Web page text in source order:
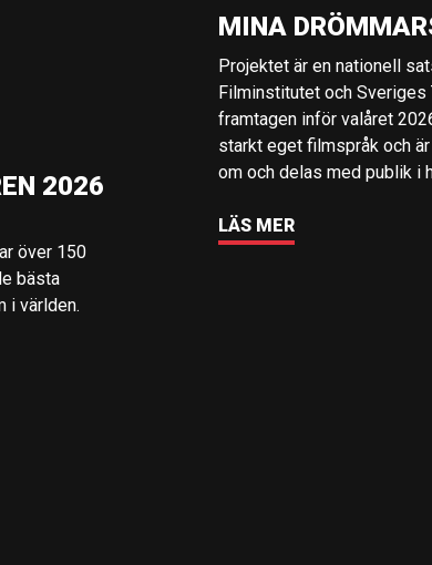
MINA
Projektet är en nationell
Filminstitutet och
framtagen inför valåret
starkt eget filmspråk och
om och delas med publik i
LÄS MER
2026
över 150
bästa
i världen.